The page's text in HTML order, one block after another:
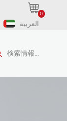
0
العربية
検索情報...